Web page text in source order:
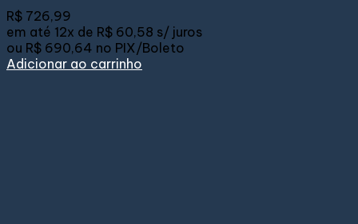
R$ 726,99
em até 12x de R$ 60,58 s/ juros
ou R$ 690,64 no PIX/Boleto
Adicionar ao carrinho